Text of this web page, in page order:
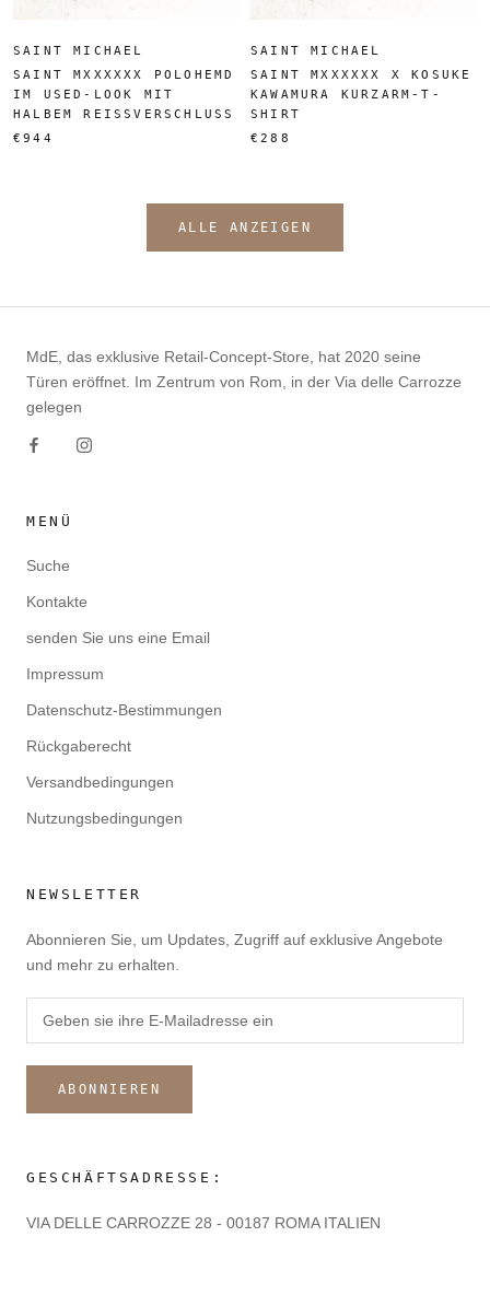
SAINT MICHAEL
SAINT MXXXXXX POLOHEMD
IM USED-LOOK MIT
HALBEM REISSVERSCHLUSS
€944
SAINT MICHAEL
SAINT MXXXXXX X KOSUKE
KAWAMURA KURZARM-T-
SHIRT
€288
ALLE ANZEIGEN
MdE, das exklusive Retail-Concept-Store, hat 2020 seine
Türen eröffnet. Im Zentrum von Rom, in der Via delle Carrozze
gelegen
MENÜ
Suche
Kontakte
senden Sie uns eine Email
Impressum
Datenschutz-Bestimmungen
Rückgaberecht
Versandbedingungen
Nutzungsbedingungen
NEWSLETTER
Abonnieren Sie, um Updates, Zugriff auf exklusive Angebote
und mehr zu erhalten.
ABONNIEREN
GESCHÄFTSADRESSE:
VIA DELLE CARROZZE 28 - 00187 ROMA ITALIEN